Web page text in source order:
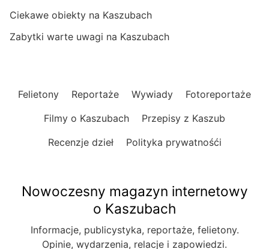
Ciekawe obiekty na Kaszubach
Zabytki warte uwagi na Kaszubach
Felietony Reportaże Wywiady
Fotoreportaże
Filmy o Kaszubach
Przepisy z Kaszub
Recenzje dzieł
Polityka prywatnośći
Nowoczesny magazyn internetowy
o Kaszubach
Informacje, publicystyka, reportaże, felietony.
Opinie, wydarzenia, relacje i zapowiedzi.